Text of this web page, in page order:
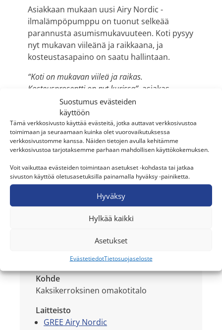
Suostumus evästeiden
käyttöön
Tämä verkkosivusto käyttää evästeitä, jotka auttavat verkkosivustoa
toimimaan ja seuraamaan kuinka olet vuorovaikutuksessa
verkkosivustomme kanssa. Näiden tietojen avulla kehitämme
verkkosivustoa tarjotaksemme parhaan mahdollisen käyttökokemuksen.
Voit vaikuttaa evästeiden toimintaan asetukset -kohdasta tai jatkaa
sivuston käyttöä oletusasetuksilla painamalla hyväksy -painiketta.
Hyväksy
Hylkää kaikki
Asetukset
EvästetiedotTietosuojaseloste
Asiakkaan mukaan uusi Airy Nordic -
ilmalämpöpumppu on tuonut selkeää
parannusta asumismukavuuteen. Koti pysyy
nyt mukavan viileänä ja raikkaana, ja
kosteustasapaino on saatu hallintaan.
“Koti on mukavan viileä ja raikas.
Kosteusprosentti on nyt kurissa”, asiakas
Sisäyksikön musta väri saa asiakkaalta
kiitosta. ”Airy Nordicin musta sisäyksikkö sopii
erinomaisesta kotimme sisustukseen.”
Uuden laitteen käyttö on vaatinut hieman
opettelua, mutta käyttö on sujunut jo hyvin.
Asiakas uskoo Airy Nordicin tuovan
merkittävää energiansäästöä pitkällä
Tammisaari
Kohde
Kaksikerroksinen omakotitalo
Laitteisto
GREE Airy Nordic